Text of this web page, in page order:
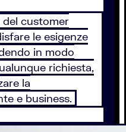
del customer
le esigenze
in modo
richiesta,
la
e business.